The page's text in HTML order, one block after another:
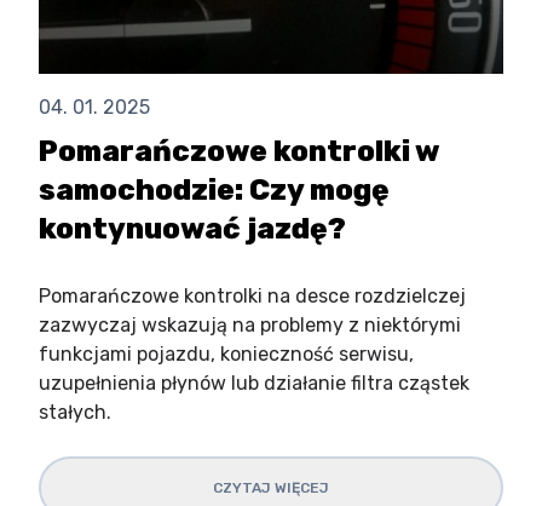
04. 01. 2025
Pomarańczowe kontrolki w
samochodzie: Czy mogę
kontynuować jazdę?
Pomarańczowe kontrolki na desce rozdzielczej
zazwyczaj wskazują na problemy z niektórymi
funkcjami pojazdu, konieczność serwisu,
uzupełnienia płynów lub działanie filtra cząstek
stałych.
CZYTAJ WIĘCEJ